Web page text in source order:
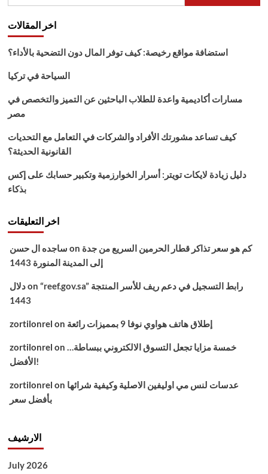
اخر المقالات
استضافة مواقع رخيصة: كيف توفر المال دون التضحية بالأداء؟
السياحة في تركيا
مسارات أكاديمية واعدة للطلاب الباحثين عن التميز والتخصص في
مصر
كيف تساعد مشورتك الأفراد والشركات في التعامل مع التحديات
القانونية الحديثة؟
دليل زيادة لايكات تويتر: أسرار الخوارزمية وتكبير حسابك على إكس
بذكاء
اخر التعليقات
ساجده ال حسن on كم هو سعر تذاكر قطار الحرمين السريع من جدة
إلى المدينة المنورة 1443
دلالon “reef.gov.sa” رابط التسجيل في دعم ريف للأسر المنتجة
1443
zortilonrel on إطلاق هاتف هواوي نوفا 9 بمميزات رائعة
zortilonrel on خمسة مزايا تجعل التسوق الالكتروني ببساطة…
الأفضل!
zortilonrel on عدسات لنس مي اوليفين الاصلية وكيفية شرائها
بأفضل سعر
الارشيف
July 2026